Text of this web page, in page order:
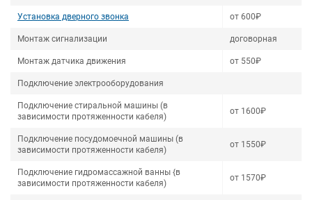
Установка дверного звонка от 600₽
Монтаж сигнализации договорная
Монтаж датчика движения от 550₽
Подключение электрооборудования
Подключение стиральной машины (в
зависимости протяженности кабеля)
от 1600₽
Подключение посудомоечной машины (в
зависимости протяженности кабеля)
от 1550₽
Подключение гидромассажной ванны {в
зависимости протяженности кабеля)
от 1570₽